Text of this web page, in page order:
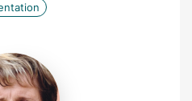
Nicole
Vernazza-
Licht